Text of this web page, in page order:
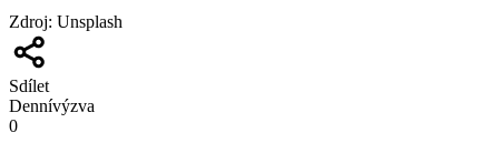
Zdroj: Unsplash
Sdílet
Dennívýzva
0